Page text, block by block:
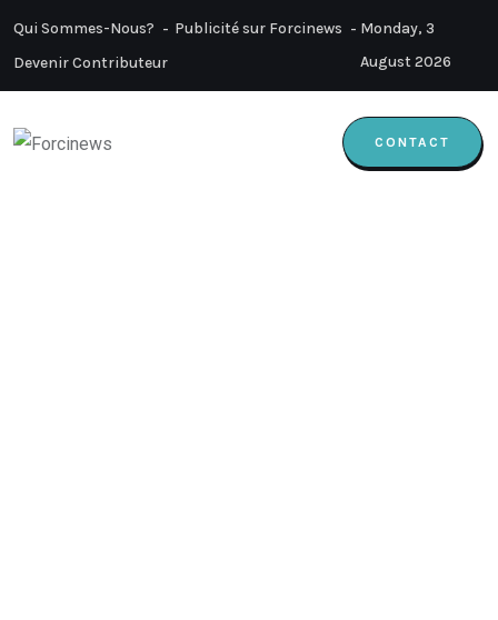
Qui Sommes-Nous?
Publicité sur Forcinews
Devenir Contributeur
Monday, 3
August 2026
CONTACT